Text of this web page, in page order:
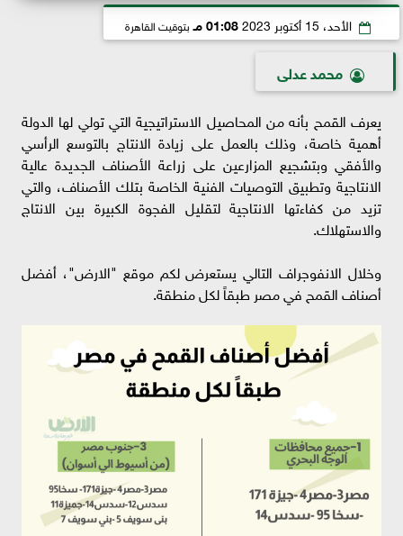
الأحد، 15 أكتوبر 2023 01:08 مـ بتوقيت القاهرة
محمد عدلى
يعرف القمح بأنه من المحاصيل الاستراتيجية التي تولي لها الدولة
أهمية خاصة، وذلك بالعمل على زيادة الانتاج بالتوسع الرأسي
والأفقي وبتشجيع المزارعين على زراعة الأصناف الجديدة عالية
الانتاجية وتطبيق التوصيات الفنية الخاصة بتلك الأصناف، والتي
تزيد من كفاءتها الانتاجية لتقليل الفجوة الكبيرة بين الانتاج
والاستهلاك.
وخلال الانفوجراف التالي يستعرض لكم موقع "الارض"، أفضل
أصناف القمح في مصر طبقاً لكل منطقة.